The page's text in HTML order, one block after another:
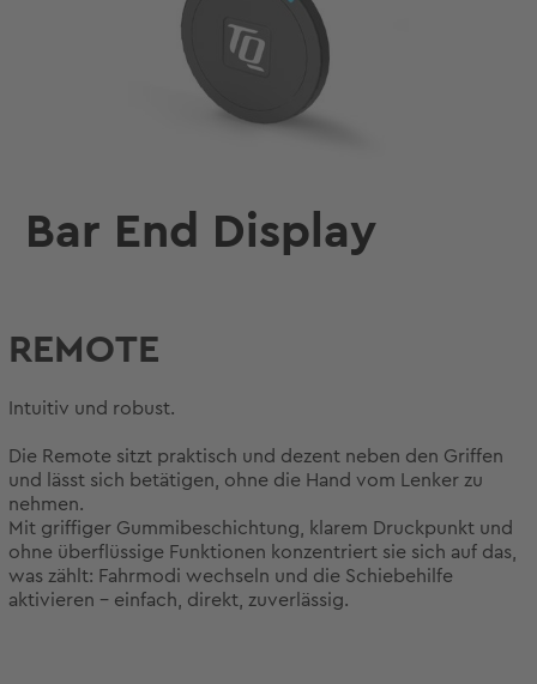
Bar End Display
REMOTE
Intuitiv und robust.
Die Remote sitzt praktisch und dezent neben den Griffen
und lässt sich betätigen, ohne die Hand vom Lenker zu
nehmen.
Mit griffiger Gummibeschichtung, klarem Druckpunkt und
ohne überflüssige Funktionen konzentriert sie sich auf das,
was zählt: Fahrmodi wechseln und die Schiebehilfe
aktivieren - einfach, direkt, zuverlässig.